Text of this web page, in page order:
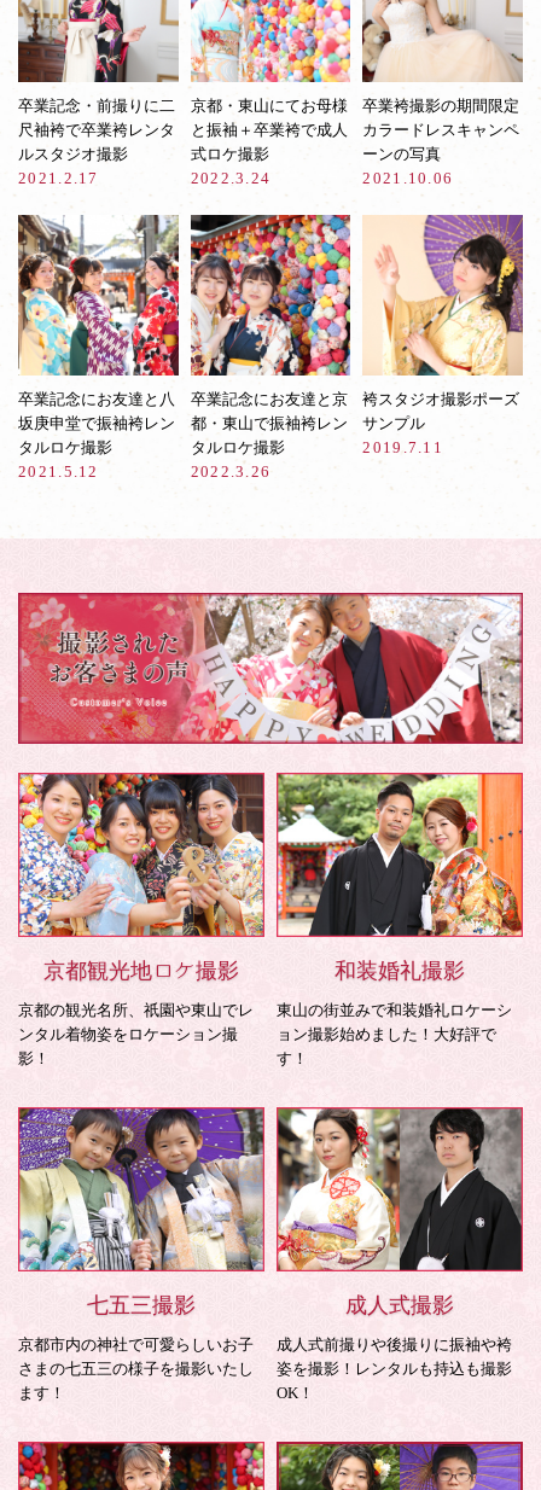
卒業記念・前撮りに二
尺袖袴で卒業袴レンタ
ルスタジオ撮影
2021.2.17
京都・東山にてお母様
と振袖＋卒業袴で成人
式ロケ撮影
2022.3.24
卒業袴撮影の期間限定
カラードレスキャンペ
ーンの写真
2021.10.06
卒業記念にお友達と八
坂庚申堂で振袖袴レン
タルロケ撮影
2021.5.12
卒業記念にお友達と京
都・東山で振袖袴レン
タルロケ撮影
2022.3.26
袴スタジオ撮影ポーズ
サンプル
2019.7.11
京都観光地ロケ撮影
京都の観光名所、祇園や東山でレ
ンタル着物姿をロケーション撮
影！
和装婚礼撮影
東山の街並みで和装婚礼ロケーシ
ョン撮影始めました！大好評で
す！
七五三撮影
京都市内の神社で可愛らしいお子
さまの七五三の様子を撮影いたし
ます！
成人式撮影
成人式前撮りや後撮りに振袖や袴
姿を撮影！レンタルも持込も撮影
OK！